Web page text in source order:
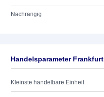
Nachrangig
Handelsparameter Frankfurt
Kleinste handelbare Einheit